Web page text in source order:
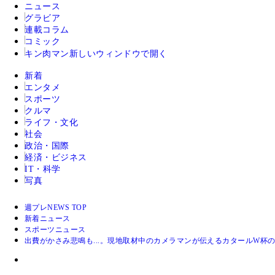
ニュース
グラビア
連載コラム
コミック
キン肉マン 新しいウィンドウで開く
新着
エンタメ
スポーツ
クルマ
ライフ・文化
社会
政治・国際
経済・ビジネス
IT・科学
写真
週プレNEWS TOP
新着ニュース
スポーツニュース
出費がかさみ悲鳴も...。現地取材中のカメラマンが伝えるカタールW杯